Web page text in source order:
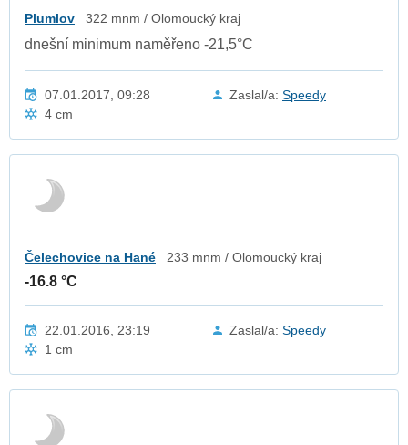
Plumlov 322 mnm / Olomoucký kraj
dnešní minimum naměřeno -21,5°C
07.01.2017, 09:28 Zaslal/a: Speedy
4 cm
Čelechovice na Hané 233 mnm / Olomoucký kraj
-16.8 °C
22.01.2016, 23:19 Zaslal/a: Speedy
1 cm